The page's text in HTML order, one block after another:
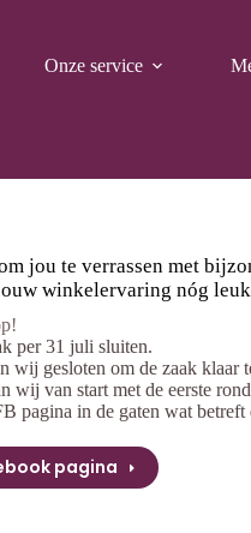
Onze service
jou te verrassen met
winkelervaring nóg
per 31 juli sluiten.
wij gesloten om de zaak klaar
wij van start met de eerste
pagina in de gaten wat betreft
pagina